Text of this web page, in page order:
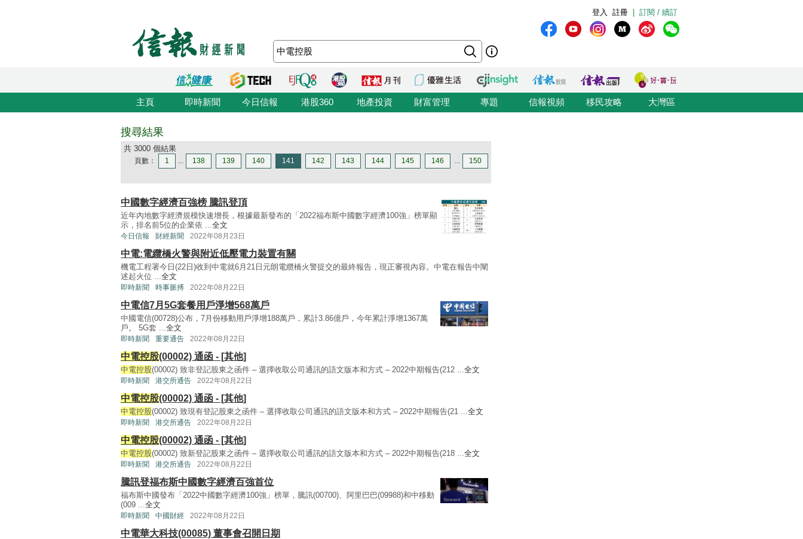
訂閱 / 續訂
註冊
登入
主頁 即時新聞 今日信報 港股360 地產投資 財富管理 專題 信報視頻 移民攻略 大灣區
搜尋結果
共 3000 個結果
頁數： 1 ... 138 139 140 141 142 143 144 145 146 ... 150
中國數字經濟百強榜 騰訊登頂
近年內地數字經濟規模快速增長，根據最新發布的「2022福布斯中國數字經濟100強」榜單顯
示，排名前5位的企業依 ...全文
今日信報 財經新聞 2022年08月23日
中電:電纜橋火警與附近低壓電力裝置有關
機電工程署今日(22日)收到中電就6月21日元朗電纜橋火警提交的最終報告，現正審視內容。中電在報告中闡
述起火位 ...全文
即時新聞 時事脈搏 2022年08月22日
中電信7月5G套餐用戶淨增568萬戶
中國電信(00728)公布，7月份移動用戶淨增188萬戶，累計3.86億戶，今年累計淨增1367萬
戶。 5G套 ...全文
即時新聞 重要通告 2022年08月22日
中電控股(00002) 通函 - [其他]
中電控股(00002) 致非登記股東之函件 – 選擇收取公司通訊的語文版本和方式 – 2022中期報告(212 ...全文
即時新聞 港交所通告 2022年08月22日
中電控股(00002) 通函 - [其他]
中電控股(00002) 致現有登記股東之函件 – 選擇收取公司通訊的語文版本和方式 – 2022中期報告(21 ...全文
即時新聞 港交所通告 2022年08月22日
中電控股(00002) 通函 - [其他]
中電控股(00002) 致新登記股東之函件 – 選擇收取公司通訊的語文版本和方式 – 2022中期報告(218 ...全文
即時新聞 港交所通告 2022年08月22日
騰訊登福布斯中國數字經濟百強首位
福布斯中國發布「2022中國數字經濟100強」榜單，騰訊(00700)、阿里巴巴(09988)和中移動
(009 ...全文
即時新聞 中國財經 2022年08月22日
中電華大科技(00085) 董事會召開日期